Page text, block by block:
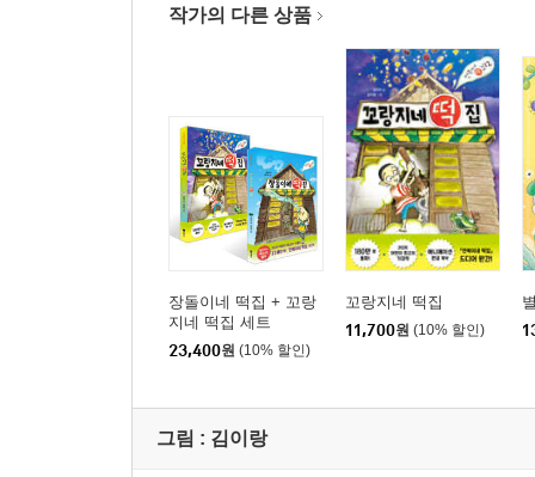
작가의 다른 상품
장돌이네 떡집 + 꼬랑
지네 떡집 세트
23,400원 (10% 할인)
꼬랑지네 떡집
11,700원 (10% 할인)
그림 : 김이랑